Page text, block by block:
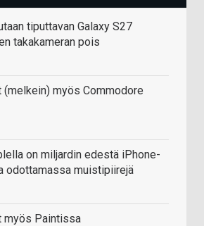
tiputtavan Galaxy S27
takakameran pois
(melkein) myös Commodore
on miljardin edestä iPhone-
odottamassa muistipiirejä
myös Paintissa